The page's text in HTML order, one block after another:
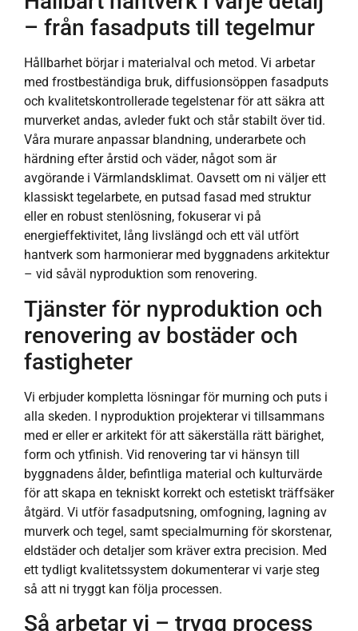
– från fasadputs till tegelmur
Hållbarhet börjar i materialval och metod. Vi arbetar
med frostbeständiga bruk, diffusionsöppen fasadputs
och kvalitetskontrollerade tegelstenar för att säkra att
murverket andas, avleder fukt och står stabilt över tid.
Våra murare anpassar blandning, underarbete och
härdning efter årstid och väder, något som är
avgörande i Värmlandsklimat. Oavsett om ni väljer ett
klassiskt tegelarbete, en putsad fasad med struktur
eller en robust stenlösning, fokuserar vi på
energieffektivitet, lång livslängd och ett väl utfört
hantverk som harmonierar med byggnadens arkitektur
– vid såväl nyproduktion som renovering.
Tjänster för nyproduktion och
renovering av bostäder och
fastigheter
Vi erbjuder kompletta lösningar för murning och puts i
alla skeden. I nyproduktion projekterar vi tillsammans
med er eller er arkitekt för att säkerställa rätt bärighet,
form och ytfinish. Vid renovering tar vi hänsyn till
byggnadens ålder, befintliga material och kulturvärde
för att skapa en tekniskt korrekt och estetiskt träffsäker
åtgärd. Vi utför fasadputsning, omfogning, lagning av
murverk och tegel, samt specialmurning för skorstenar,
eldstäder och detaljer som kräver extra precision. Med
ett tydligt kvalitetssystem dokumenterar vi varje steg
så att ni tryggt kan följa processen.
Så arbetar vi – trygg process